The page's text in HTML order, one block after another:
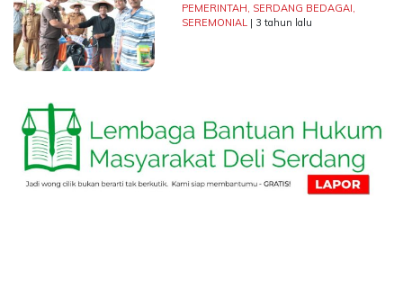
PEMERINTAH, SERDANG BEDAGAI,
SEREMONIAL| 3 tahun lalu